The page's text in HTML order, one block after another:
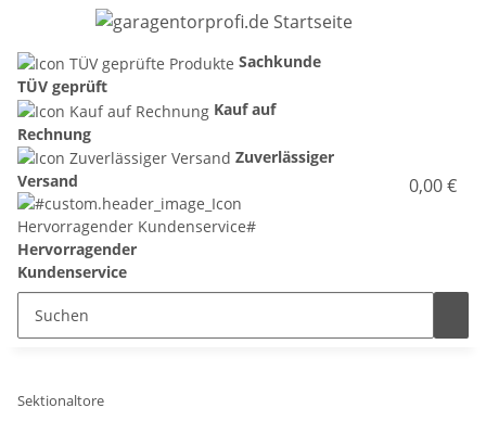
Sachkunde
TÜV geprüft
Kauf auf
Rechnung
Zuverlässiger
Versand
Hervorragender
Kundenservice
0,00 €
Sektionaltore